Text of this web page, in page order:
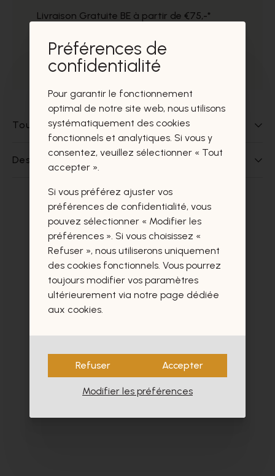
Livraison Gratuite BE à partir de €75,-*
Service impeccable
Prélèvement gratuit dans nos magasins
Tout sur ce produit
Des questions sur ce produit?
Ces produits vous intéresseront
certainement aussi.
- 30%
Préférences de
confidentialité
Pour garantir le fonctionnement
optimal de notre site web, nous utilisons
systématiquement des cookies
fonctionnels et analytiques. Si vous y
consentez, veuillez sélectionner « Tout
accepter ».
Si vous préférez ajuster vos
préférences de confidentialité, vous
pouvez sélectionner « Modifier les
préférences ». Si vous choisissez «
Refuser », nous utiliserons uniquement
des cookies fonctionnels. Vous pourrez
toujours modifier vos paramètres
ultérieurement via notre page dédiée
aux cookies.
Refuser Accepter
Modifier les préférences